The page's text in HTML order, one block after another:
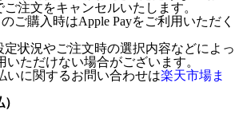
注文をキャンセルいたします。
ご購入時はApple Payをご利用いただく
状況やご注文時の選択内容などによっ
いただけない場合がございます。
いに関するお問い合わせは楽天市場ま